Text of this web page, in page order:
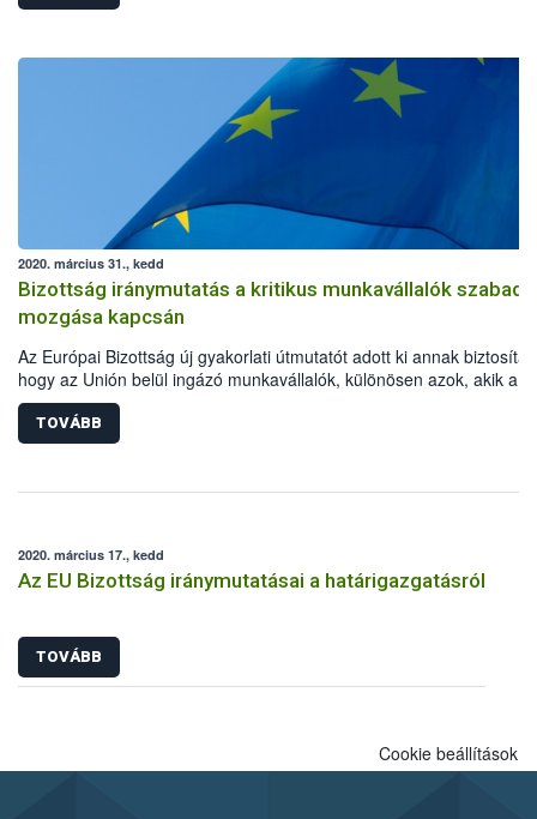
2020. március 31., kedd
Bizottság iránymutatás a kritikus munkavállalók szabad
mozgása kapcsán
Az Európai Bizottság új gyakorlati útmutatót adott ki annak
hogy az Unión belül ingázó munkavállalók, különösen azok, akik a
koronavírus okozta világjárvány megfékezésében kulcsfontosságú
szerepet töltenek be, akadálytalanul eljuthassanak munkahelyükre.
TOVÁBB
2020. március 17., kedd
Az EU Bizottság iránymutatásai a határigazgatásról
TOVÁBB
Cookie beállítások